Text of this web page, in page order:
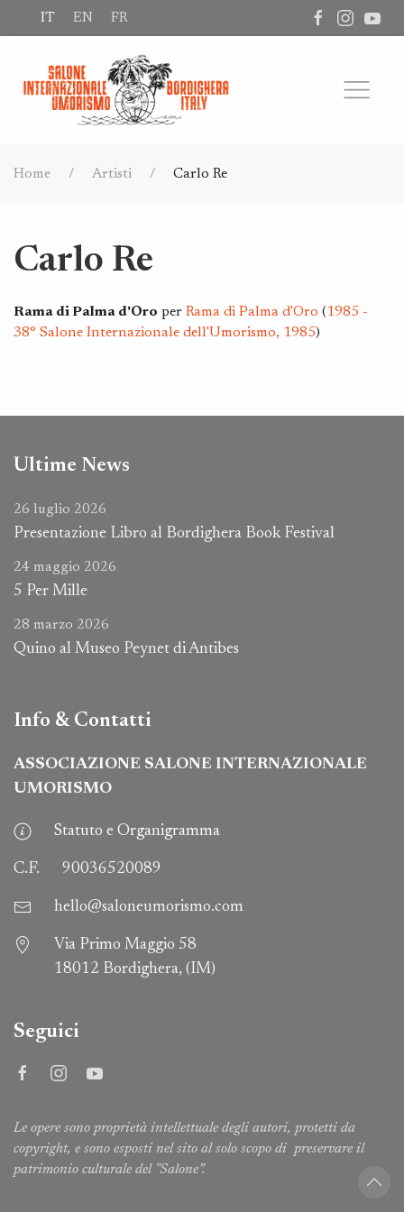
IT EN FR
Home Artisti Carlo Re
Carlo Re
Rama di Palma d'Oro per Rama di Palma d'Oro (1985 -
38° Salone Internazionale dell'Umorismo, 1985)
Ultime News
26 luglio 2026
Presentazione Libro al Bordighera Book Festival
24 maggio 2026
5 Per Mille
28 marzo 2026
Quino al Museo Peynet di Antibes
Info & Contatti
ASSOCIAZIONE SALONE INTERNAZIONALE
UMORISMO
Statuto e Organigramma
C.F. 90036520089
hello@saloneumorismo.com
Via Primo Maggio 58
18012 Bordighera, (IM)
Seguici
Le opere sono proprietà intellettuale degli autori, protetti da
copyright, e sono esposti nel sito al solo scopo di preservare il
patrimonio culturale del "Salone”.